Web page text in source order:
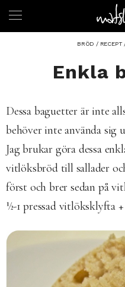
BRÖD / RECEPT
Enkla
Dessa baguetter är inte
behöver inte använda sig
Jag brukar göra dessa
vitlöksbröd till sallader
först och brer sedan på
½-1 pressad vitlöksklyfta